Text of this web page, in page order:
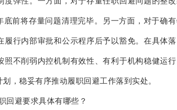
前将存量问题清理完毕。另一方面，对于确
行内部审批和公示程序后予以豁免。在具体
不削弱内控机制有效性、有利于机构稳健运
，稳妥有序推动履职回避工作落到实处。
回避要求具体有哪些？